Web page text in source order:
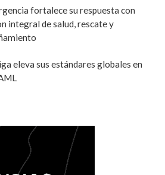
fortalece su respuesta con
integral de salud, rescate y
eleva sus estándares globales en